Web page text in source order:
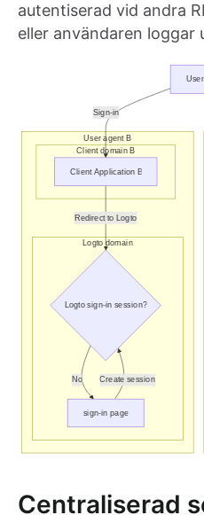
autentiserad vid andra
eller användaren loggar
Centraliserad